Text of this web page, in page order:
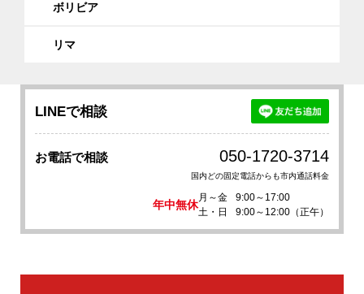
ボリビア
リマ
LINEで相談
お電話で相談 050-1720-3714
国内どの固定電話からも市内通話料金
年中無休
月～金
9:00～17:00
土・日
9:00～12:00（正午）